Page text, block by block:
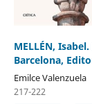
MELLÉN,
Barcelona,
Emilce Valenzuela
217-222